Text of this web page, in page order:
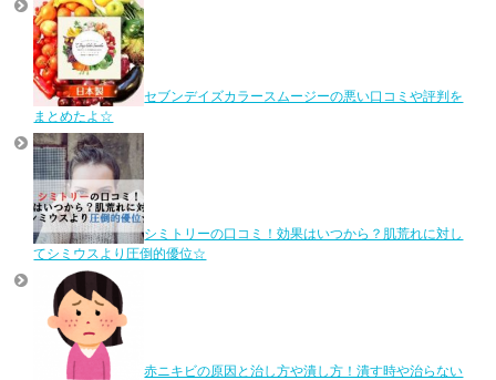
セブンデイズカラースムージーの悪い口コミや評判を
まとめたよ☆
シミトリーの口コミ！効果はいつから？肌荒れに対し
てシミウスより圧倒的優位☆
赤ニキビの原因と治し方や潰し方！潰す時や治らない